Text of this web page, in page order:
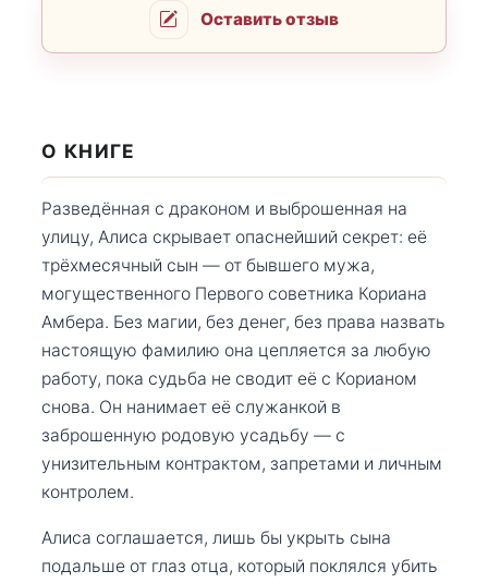
Оставить отзыв
О КНИГЕ
Разведённая с драконом и выброшенная на
улицу, Алиса скрывает опаснейший секрет: её
трёхмесячный сын — от бывшего мужа,
могущественного Первого советника Кориана
Амбера. Без магии, без денег, без права назвать
настоящую фамилию она цепляется за любую
работу, пока судьба не сводит её с Корианом
снова. Он нанимает её служанкой в
заброшенную родовую усадьбу — с
унизительным контрактом, запретами и личным
контролем.
Алиса соглашается, лишь бы укрыть сына
подальше от глаз отца, который поклялся убить